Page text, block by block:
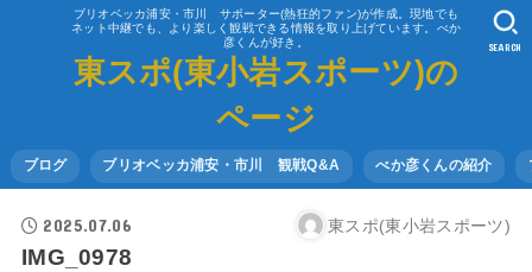
ブリオベッカ浦安・市川 サポーター(熱狂的ファン)が作成。現地でも
ネット中継でも、より楽しく観戦できる情報を取り上げています。べか
彦くんが好き。
東スポ(東小岩スポーツ)の
ページ
ブログ ブリオベッカ浦安・市川 観戦Q&A べか彦くんの紹介
SEARCH
2025.07.06 東スポ(東小岩スポーツ)
IMG_0978